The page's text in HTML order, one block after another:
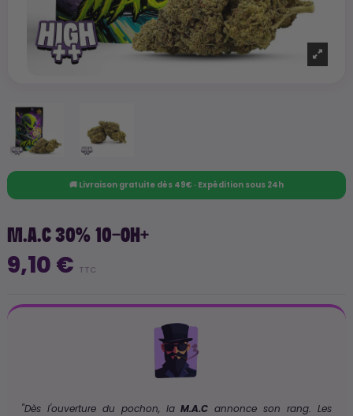
🚚 Livraison gratuite dès 49€ · Expédition sous 24h
M.A.C 30% 10-OH+
9,10 € TTC
"Dès l'ouverture du pochon, laM.A.C annonce son rang. Les